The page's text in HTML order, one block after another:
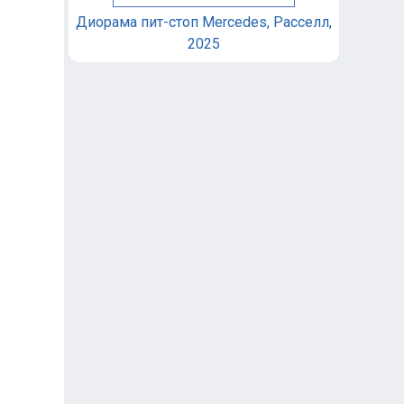
Диорама пит-стоп Mercedes, Расселл,
2025